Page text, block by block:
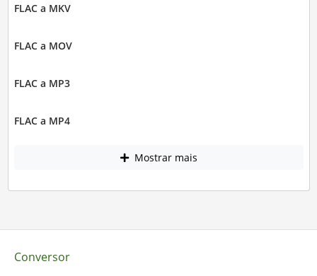
FLAC a MKV
FLAC a MOV
FLAC a MP3
FLAC a MP4
Mostrar mais
Conversor